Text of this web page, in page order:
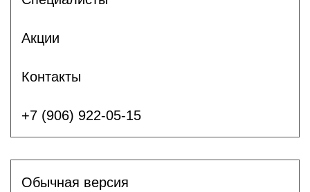
Акции
Контакты
+7 (906) 922-05-15
Обычная версия